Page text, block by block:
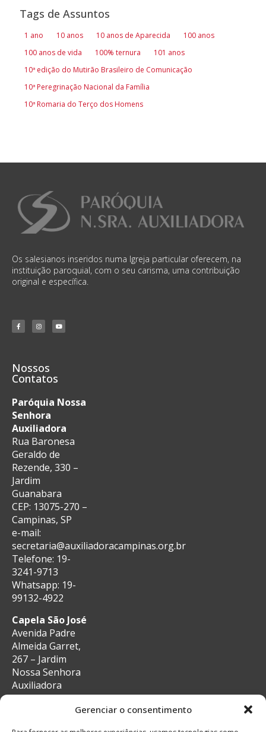
Gerenciar o consentimento
Tags de Assuntos
1 ano 10 anos 10 anos de Aparecida
100 anos
100 anos de vida
100% ternura
101 anos
10ª edição do Mutirão Brasileiro de Comunicação
10ª Peregrinação Nacional da Família
10ª Romaria do Terço dos Homens
Os salesianos inseridos numa Igreja particular oferecem, na
instituição paroquial, com o seu carisma, uma contribuição
original e específica.
Nossos
Contatos
Paróquia Nossa
Senhora
Auxiliadora
Rua Baronesa
Geraldo de
Rezende, 330 –
Jardim
Guanabara
CEP: 13075-270 –
Campinas, SP
e-mail:
secretaria@auxiliadoracampinas.org.br
Telefone: 19-
3241-9713
Whatsapp: 19-
99132-4922
Capela São José
Avenida Padre
Almeida Garret,
267 – Jardim
Nossa Senhora
Auxiliadora
CEP: 13087-29 –